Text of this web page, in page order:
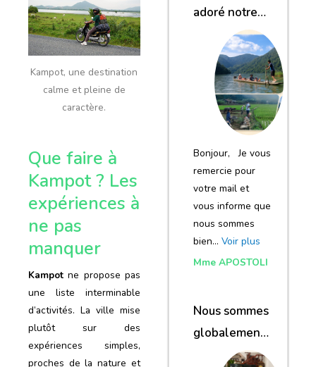
Kampot, une destination
calme et pleine de
caractère.
Que faire à
Kampot ? Les
expériences à
ne pas
manquer
Kampot ne propose pas
une liste interminable
d’activités. La ville mise
plutôt sur des
expériences simples,
proches de la nature et
adoré notre
Bonjour, Je vous
remercie pour
votre mail et
vous informe que
nous sommes
bien… Voir plus
Mme APOSTOLI
Nous sommes
globalement
satisfaits du